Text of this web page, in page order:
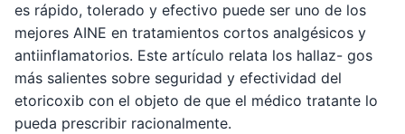
es rápido, tolerado y efectivo puede ser uno de los
mejores AINE en tratamientos cortos analgésicos y
antiinflamatorios. Este artículo relata los hallaz- gos
más salientes sobre seguridad y efectividad del
etoricoxib con el objeto de que el médico tratante lo
pueda prescribir racionalmente.